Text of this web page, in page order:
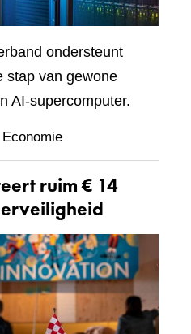
ondersteunt
stap van gewone
AI-supercomputer.
Economie
ruim € 14